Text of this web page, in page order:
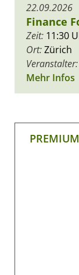
22.09.2026
Finance
Zeit: 11:30
Ort:Zürich
Veranstalter:
Mehr Infos